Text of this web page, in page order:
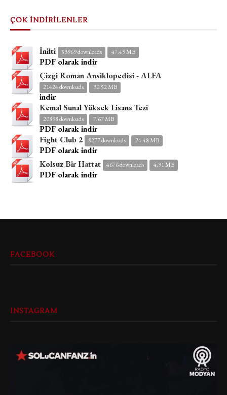
ÇOK İNDİRİLENLER
İnilti 53969 downloads 47.49 MB
PDF olarak indir
Çizgi Roman Ansiklopedisi - ALFA
21424 downloads 30.52 MB
indir
Kemal Sunal Yüksek Lisans Tezi
20898 downloads 7.67 MB
PDF olarak indir
Fight Club 2
8277 downloads 24.48 MB
PDF olarak indir
Kolsuz Bir Hattat
4676 downloads 4.91 MB
PDF olarak indir
FACEBOOK
INSTAGRAM